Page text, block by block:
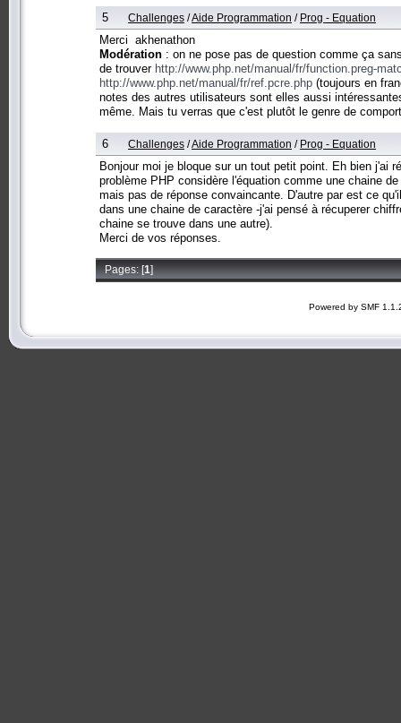
5 Challenges /Aide Programmation / Prog - Equation
Merci akhenathon
Modération : on ne pose pas de question comme ça
de trouver http://www.php.net/manual/fr/function.preg-
http://www.php.net/manual/fr/ref.pcre.php (toujours en
notes des autres utilisateurs sont elles aussi
même. Mais tu verras que c'est plutôt le genre de
6 Challenges /Aide Programmation / Prog - Equation
Bonjour moi je bloque sur un tout petit point. Eh bien j'ai
problème PHP considère l'équation comme une chaine
mais pas de réponse convaincante. D'autre par est ce
dans une chaine de caractère -j'ai pensé à récuperer
chaine se trouve dans une autre).
Merci de vos réponses.
Pages: [1]
Powered by SMF